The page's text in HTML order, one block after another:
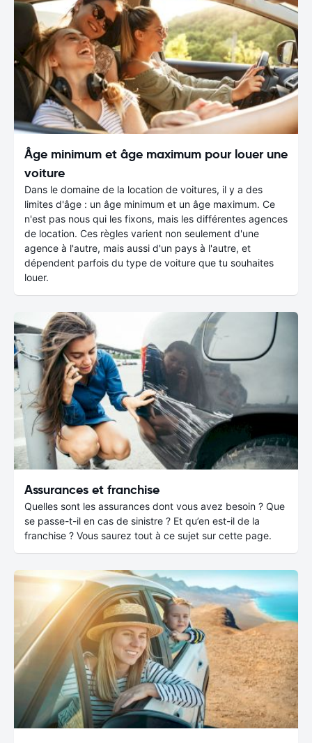
Âge minimum et âge maximum pour louer une
voiture
Dans le domaine de la location de voitures, il y a des
limites d'âge : un âge minimum et un âge maximum. Ce
n'est pas nous qui les fixons, mais les différentes agences
de location. Ces règles varient non seulement d'une
agence à l'autre, mais aussi d'un pays à l'autre, et
dépendent parfois du type de voiture que tu souhaites
louer.
Assurances et franchise
Quelles sont les assurances dont vous avez besoin ? Que
se passe-t-il en cas de sinistre ? Et qu’en est-il de la
franchise ? Vous saurez tout à ce sujet sur cette page.